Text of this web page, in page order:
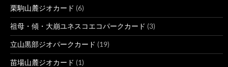
栗駒山麓ジオカード (6)
祖母・傾・大崩ユネスコエコパークカード (3)
立山黒部ジオパークカード (19)
苗場山麓ジオカード (1)